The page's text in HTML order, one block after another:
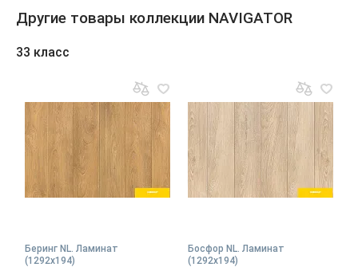
Другие товары коллекции NAVIGATOR
33 класс
Беринг NL. Ламинат
(1292х194)
Босфор NL. Ламинат
(1292х194)